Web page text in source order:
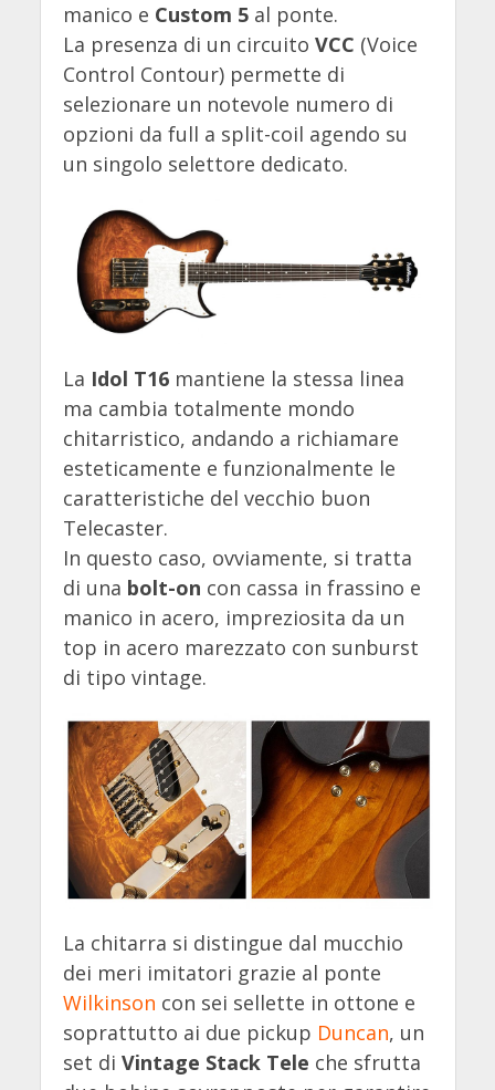
manico e Custom 5 al ponte.
La presenza di un circuito VCC (Voice
Control Contour) permette di
selezionare un notevole numero di
opzioni da full a split-coil agendo su
un singolo selettore dedicato.
La Idol T16mantiene la stessa linea
ma cambia totalmente mondo
chitarristico, andando a richiamare
esteticamente e funzionalmente le
caratteristiche del vecchio buon
Telecaster.
In questo caso, ovviamente, si tratta
di una bolt-on con cassa in frassino e
manico in acero, impreziosita da un
top in acero marezzato con sunburst
di tipo vintage.
La chitarra si distingue dal mucchio
dei meri imitatori grazie al ponte
Wilkinson con sei sellette in ottone e
soprattutto ai due pickup Duncan, un
set di Vintage Stack Tele che sfrutta